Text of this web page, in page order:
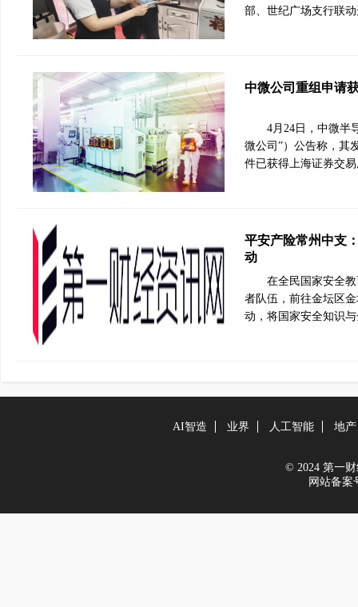
部、世纪广场支行联
中微公司重组申请
4月24日，中微半
微公司”）公告称，其
件已获得上海证券交
平安产险常州中支
动
在全民国家安全
者队伍，前往金坛区
动，将国家安全知识
AI智造 业界 人工智能 地产
© 2024 第一财
网站备案